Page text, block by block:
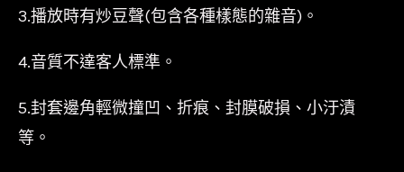
3.播放時有炒豆聲(包含各種樣態的雜音)。
4.音質不達客人標準。
5.封套邊角輕微撞凹、折痕、封膜破損、小汙漬
等。